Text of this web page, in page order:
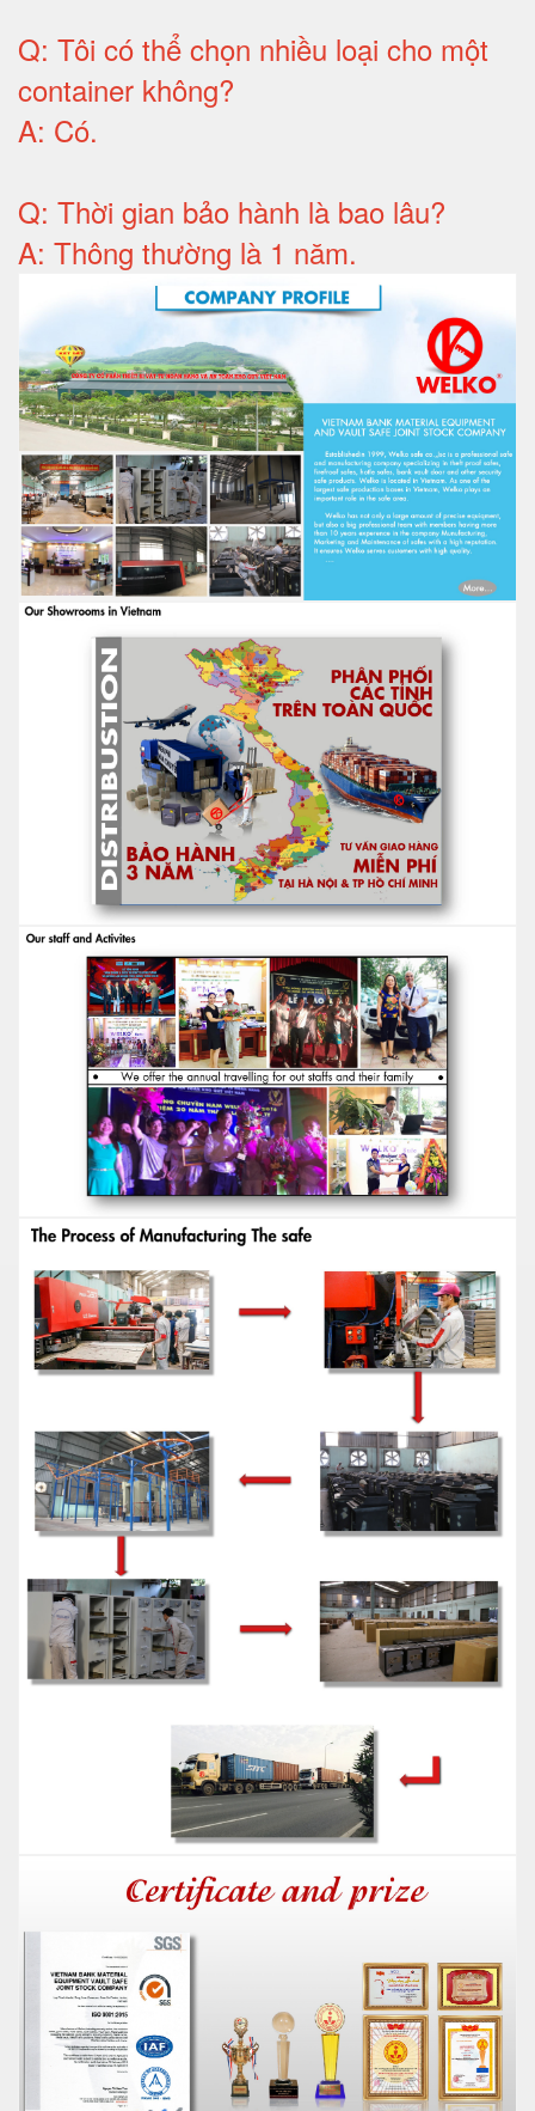
Q: Tôi có thể chọn nhiều loại cho một
container không?
A: Có.
Q: Thời gian bảo hành là bao lâu?
A: Thông thường là 1 năm.